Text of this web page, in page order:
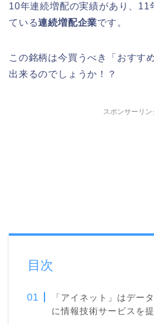
10年連続増配の実績があり、11
ている連続増配企業です。
この銘柄は今買うべき「おすす
出来るのでしょうか！？
スポンサーリン
目次
「アイネット」はデー
に情報技術サービスを